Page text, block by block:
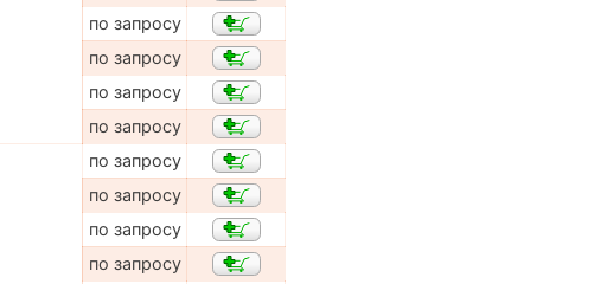
по запросу
по запросу
по запросу
по запросу
по запросу
по запросу
по запросу
по запросу